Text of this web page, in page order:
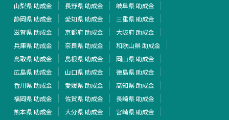
山梨県 助成金
長野県 助成金
岐阜県 助成金
静岡県 助成金
愛知県 助成金
三重県 助成金
滋賀県 助成金
京都府 助成金
大阪府 助成金
兵庫県 助成金
奈良県 助成金
和歌山県 助成金
鳥取県 助成金
島根県 助成金
岡山県 助成金
広島県 助成金
山口県 助成金
徳島県 助成金
香川県 助成金
愛媛県 助成金
高知県 助成金
福岡県 助成金
佐賀県 助成金
長崎県 助成金
熊本県 助成金
大分県 助成金
宮崎県 助成金